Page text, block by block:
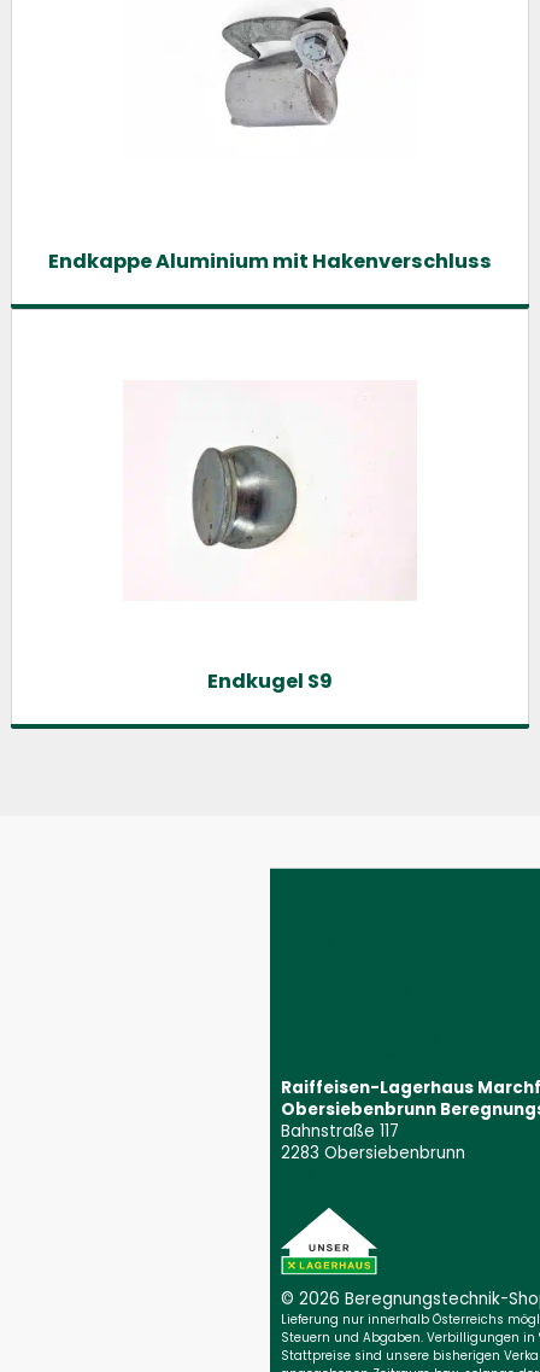
Endkappe Aluminium mit Hakenverschluss
Endkugel S9
Raiffeisen-Lagerhaus
Obersiebenbrunn
Bahnstraße 117
2283 Obersiebenbrunn
© 2026 Beregnungs­technik-
Lieferung nur innerhalb Österreichs
Steuern und Abgaben. Verbilligungen
Stattpreise sind unsere bisherigen